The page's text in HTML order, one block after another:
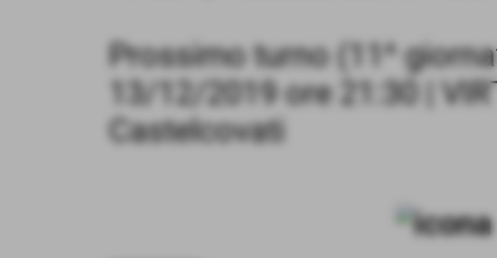
Prossimo turno (11^
13/12/2019 ore 21:30 |
Castelcovati